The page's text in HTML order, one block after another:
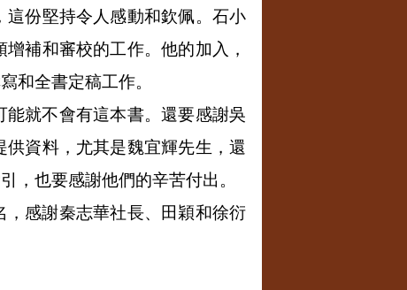
這份堅持令人感動和欽佩。石小
補和審校的工作。他的加入，
和全書定稿工作。
就不會有這本書。還要感謝吳
資料，尤其是魏宜輝先生，還
，也要感謝他們的辛苦付出。
感謝秦志華社長、田穎和徐衍